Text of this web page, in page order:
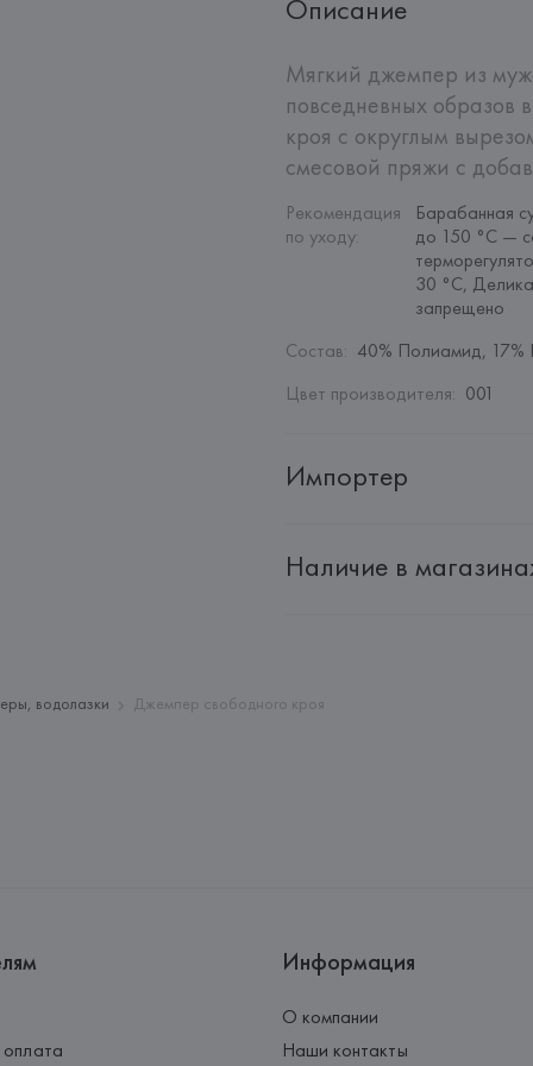
Описание
Мягкий джемпер из
повседневных образов
кроя с округлым
смесовой пряжи с
Рекомендация
по уходу:
Барабанная
до 150 °C —
30 °C,
запрещено
Состав: 40% Полиамид, 17%
Цвет производителя: 001
Импортер
Адрес: Республика
Наличие в
водолазки Джемпер свободного кроя
Информация
О компании
Наши контакты